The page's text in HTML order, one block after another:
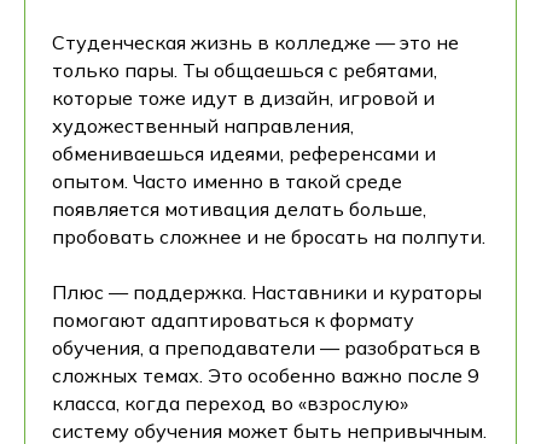
Студенческая жизнь в колледже — это не
только пары. Ты общаешься с ребятами,
которые тоже идут в дизайн, игровой и
художественный направления,
обмениваешься идеями, референсами и
опытом. Часто именно в такой среде
появляется мотивация делать больше,
пробовать сложнее и не бросать на полпути.
Плюс — поддержка. Наставники и кураторы
помогают адаптироваться к формату
обучения, а преподаватели — разобраться в
сложных темах. Это особенно важно после 9
класса, когда переход во «взрослую»
систему обучения может быть непривычным.